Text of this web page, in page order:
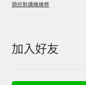
頭份對講機維修
加入好友